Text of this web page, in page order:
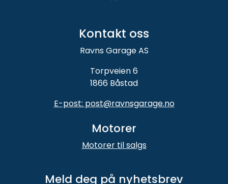
Kontakt oss
Ravns Garage AS
Torpveien 6
1866 Båstad
E-post: post@ravnsgarage.no
Motorer
Motorer til salgs
Meld deg på nyhetsbrev